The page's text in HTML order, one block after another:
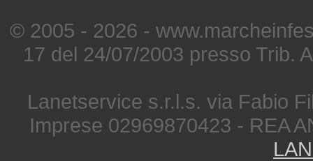
© 2005 - 2026 -
17 del 24/07/2003 presso Trib.
Lanetservice s.r.l.s. via Fabio
Imprese 02969870423 - REA